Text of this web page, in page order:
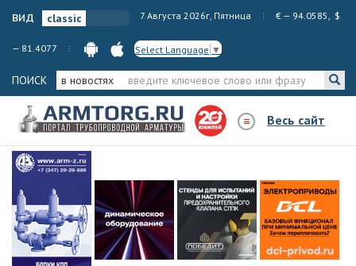
вид 7 Августа 2026г, Пятница € — 94.0585, $
— 81.4077 Select Language ▼
ПОИСК в новостях
Весь сайт